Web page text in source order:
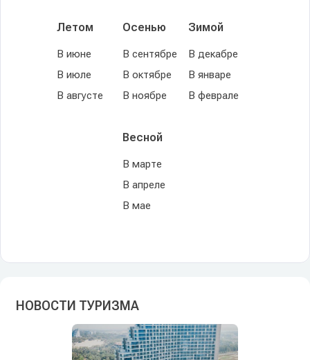
Летом
В июне
В июле
В августе
Осенью
В сентябре
В октябре
В ноябре
Зимой
В декабре
В январе
В феврале
Весной
В марте
В апреле
В мае
НОВОСТИ ТУРИЗМА